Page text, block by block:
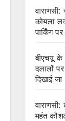
कोयला
पार्किंग
बीएचयू
दलालों
दिखाई जा
महंत